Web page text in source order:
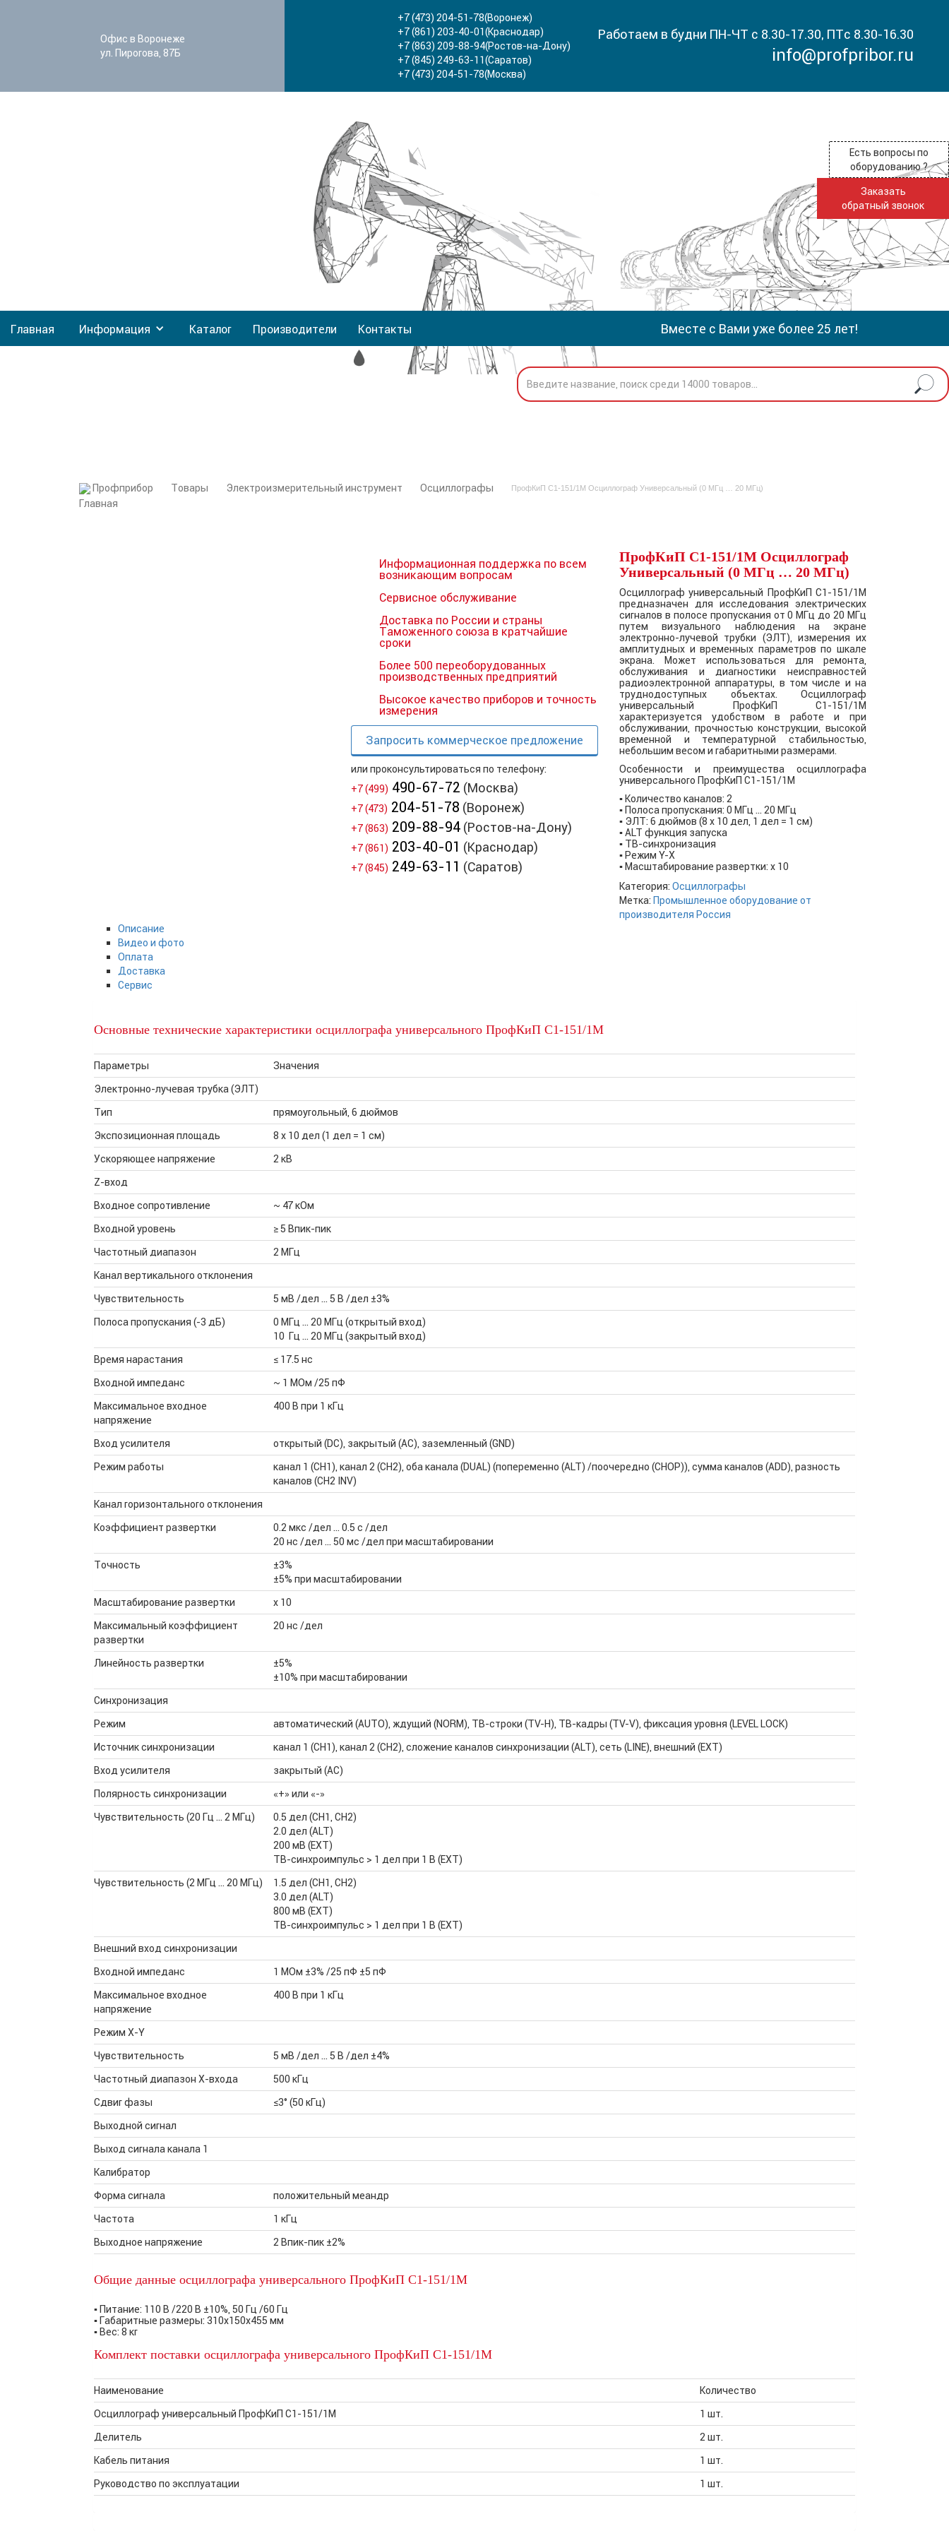
Офис в Воронеже
ул. Пирогова, 87Б
+7 (473) 204-51-78(Воронеж)
+7 (861) 203-40-01(Краснодар)
+7 (863) 209-88-94(Ростов-на-Дону)
+7 (845) 249-63-11(Саратов)
+7 (473) 204-51-78(Москва)
Работаем в будни ПН-ЧТ с 8.30-17.30, ПТс 8.30-16.30
info@profpribor.ru
Есть вопросы по
оборудованию ?
Заказать
обратный звонок
Главная Информация Каталог Производители Контакты Вместе с Вами уже более 25 лет!
Профприбор Товары Электроизмерительный инструмент Осциллографы ПрофКиП С1-151/1М Осциллограф Универсальный (0 МГц … 20 МГц)
Информационная поддержка по всем
возникающим вопросам
Сервисное обслуживание
Доставка по России и страны
Таможенного союза в кратчайшие
сроки
Более 500 переоборудованных
производственных предприятий
Высокое качество приборов и точность
измерения
Запросить коммерческое предложение
или проконсультироваться по телефону:
+7 (499) 490-67-72 (Москва)
+7 (473) 204-51-78 (Воронеж)
+7 (863) 209-88-94 (Ростов-на-Дону)
+7 (861) 203-40-01 (Краснодар)
+7 (845) 249-63-11 (Саратов)
ПрофКиП С1-151/1М Осциллограф
Универсальный (0 МГц … 20 МГц)
Осциллограф универсальный ПрофКиП С1-151/1М
предназначен для исследования электрических
сигналов в полосе пропускания от 0 МГц до 20 МГц
путем визуального наблюдения на экране
электронно-лучевой трубки (ЭЛТ), измерения их
амплитудных и временных параметров по шкале
экрана. Может использоваться для ремонта,
обслуживания и диагностики неисправностей
радиоэлектронной аппаратуры, в том числе и на
труднодоступных объектах. Осциллограф
универсальный ПрофКиП С1-151/1М
характеризуется удобством в работе и при
обслуживании, прочностью конструкции, высокой
временной и температурной стабильностью,
небольшим весом и габаритными размерами.
Особенности и преимущества осциллографа
универсального ПрофКиП С1-151/1М
▪ Количество каналов: 2
▪ Полоса пропускания: 0 МГц … 20 МГц
▪ ЭЛТ: 6 дюймов (8 х 10 дел, 1 дел = 1 см)
▪ ALT функция запуска
▪ ТВ-синхронизация
▪ Режим Y-X
▪ Масштабирование развертки: х 10
Категория: Осциллографы
Метка: Промышленное оборудование от
производителя Россия
Описание
Видео и фото
Оплата
Доставка
Сервис
Основные технические характеристики осциллографа универсального ПрофКиП С1-151/1М
Параметры
Значения
Электронно-лучевая трубка (ЭЛТ)
Тип
прямоугольный, 6 дюймов
Экспозиционная площадь
8 х 10 дел (1 дел = 1 см)
Ускоряющее напряжение
2 кВ
Z-вход
Входное сопротивление
~ 47 кОм
Входной уровень
≥ 5 Впик-пик
Частотный диапазон
2 МГц
Канал вертикального отклонения
Чувствительность
5 мВ /дел … 5 В /дел ±3%
Полоса пропускания (-3 дБ)
0 МГц … 20 МГц (открытый вход)
10 Гц … 20 МГц (закрытый вход)
Время нарастания
≤ 17.5 нс
Входной импеданс
~ 1 МОм /25 пФ
Максимальное входное
напряжение
400 В при 1 кГц
Вход усилителя
открытый (DC), закрытый (АС), заземленный (GND)
Режим работы
канал 1 (CH1), канал 2 (CH2), оба канала (DUAL) (попеременно (ALT) /поочередно (CHOP)), сумма каналов (ADD), разность
каналов (CH2 INV)
Канал горизонтального отклонения
Коэффициент развертки
0.2 мкс /дел … 0.5 с /дел
20 нс /дел … 50 мс /дел при масштабировании
Точность
±3%
±5% при масштабировании
Масштабирование развертки
х 10
Максимальный коэффициент
развертки
20 нс /дел
Линейность развертки
±5%
±10% при масштабировании
Синхронизация
Режим
автоматический (AUTO), ждущий (NORM), ТВ-строки (TV-H), ТВ-кадры (TV-V), фиксация уровня (LEVEL LOCK)
Источник синхронизации
канал 1 (CH1), канал 2 (CH2), сложение каналов синхронизации (ALT), сеть (LINE), внешний (EXT)
Вход усилителя
закрытый (AC)
Полярность синхронизации
«+» или «-»
Чувствительность (20 Гц … 2 МГц)
0.5 дел (CH1, CH2)
2.0 дел (ALT)
200 мВ (EXT)
ТВ-синхроимпульс > 1 дел при 1 В (EXT)
Чувствительность (2 МГц … 20 МГц)
1.5 дел (CH1, CH2)
3.0 дел (ALT)
800 мВ (EXT)
ТВ-синхроимпульс > 1 дел при 1 В (EXT)
Внешний вход синхронизации
Входной импеданс
1 МОм ±3% /25 пФ ±5 пФ
Максимальное входное
напряжение
400 В при 1 кГц
Режим X-Y
Чувствительность
5 мВ /дел … 5 В /дел ±4%
Частотный диапазон X-входа
500 кГц
Сдвиг фазы
≤3° (50 кГц)
Выходной сигнал
Выход сигнала канала 1
Калибратор
Форма сигнала
положительный меандр
Частота
1 кГц
Выходное напряжение
2 Впик-пик ±2%
Общие данные осциллографа универсального ПрофКиП С1-151/1М
▪ Питание: 110 В /220 В ±10%, 50 Гц /60 Гц
▪ Габаритные размеры: 310х150х455 мм
▪ Вес: 8 кг
Комплект поставки осциллографа универсального ПрофКиП С1-151/1М
Наименование
Количество
Осциллограф универсальный ПрофКиП С1-151/1М
1 шт.
Делитель
2 шт.
Кабель питания
1 шт.
Руководство по эксплуатации
1 шт.